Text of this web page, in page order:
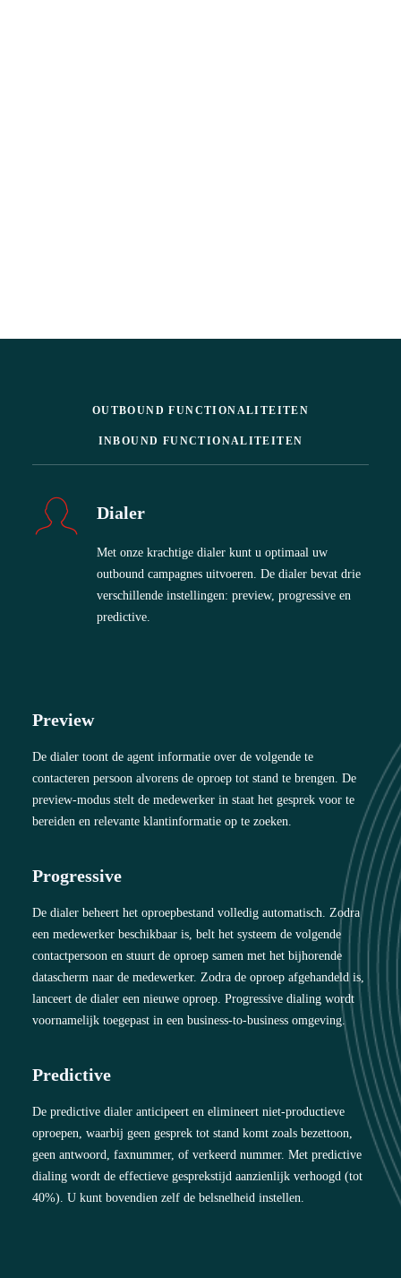
OUTBOUND FUNCTIONALITEITEN
INBOUND FUNCTIONALITEITEN
Dialer
Met onze krachtige dialer kunt u optimaal uw
outbound campagnes uitvoeren. De dialer bevat drie
verschillende instellingen: preview, progressive en
predictive.
Preview
De dialer toont de agent informatie over de volgende te
contacteren persoon alvorens de oproep tot stand te brengen. De
preview-modus stelt de medewerker in staat het gesprek voor te
bereiden en relevante klantinformatie op te zoeken.
Progressive
De dialer beheert het oproepbestand volledig automatisch. Zodra
een medewerker beschikbaar is, belt het systeem de volgende
contactpersoon en stuurt de oproep samen met het bijhorende
datascherm naar de medewerker. Zodra de oproep afgehandeld is,
lanceert de dialer een nieuwe oproep. Progressive dialing wordt
voornamelijk toegepast in een business-to-business omgeving.
Predictive
De predictive dialer anticipeert en elimineert niet-productieve
oproepen, waarbij geen gesprek tot stand komt zoals bezettoon,
geen antwoord, faxnummer, of verkeerd nummer. Met predictive
dialing wordt de effectieve gesprekstijd aanzienlijk verhoogd (tot
40%). U kunt bovendien zelf de belsnelheid instellen.